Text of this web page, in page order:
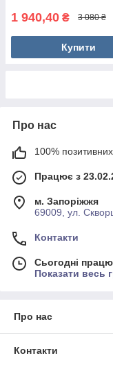
1 940,40 ₴ 3 080 ₴
Купити
Про нас
100% позитивних
Працює з
м. Запоріжжя
69009, ул.
Контакти
Сьогодні
Показати весь
Про нас
Контакти